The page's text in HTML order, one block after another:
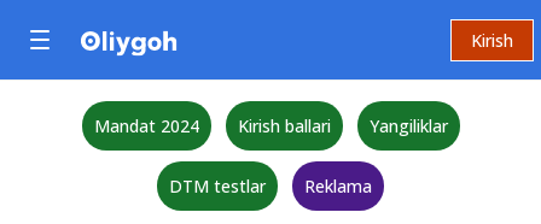
Kirish
Mandat 2024 Kirish ballari Yangiliklar
DTM testlar Reklama